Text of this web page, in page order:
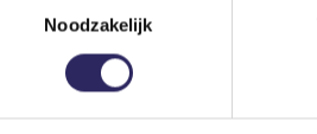
Noodzakelijk